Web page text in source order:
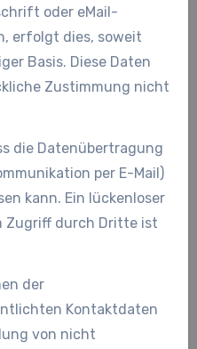
oder eMail-
erfolgt dies, soweit
Basis. Diese Daten
Zustimmung nicht
die Datenübertragung
per E-Mail)
kann. Ein lückenloser
Zugriff durch Dritte ist
der
Kontaktdaten
von nicht